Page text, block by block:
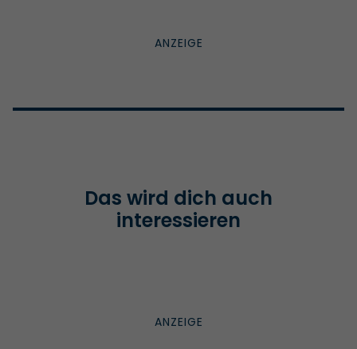
Das wird dich auch
interessieren